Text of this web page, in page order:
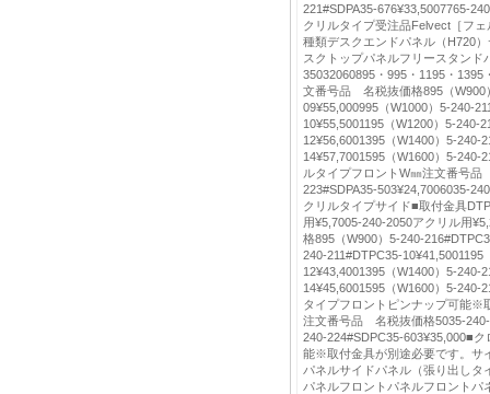
221#SDPA35-676¥33,5007765-
クリルタイプ受注品Felvect［フ
種類デスクエンドパネル（H720
スクトップパネルフリースタン
35032060895・995・1195・1395
文番号品 名税抜価格895（W900
09¥55,000995（W1000）5-240-
10¥55,5001195（W1200）5-240-
12¥56,6001395（W1400）5-240-
14¥57,7001595（W1600）5-240-
ルタイプフロントW㎜注文番号
223#SDPA35-503¥24,7006035-
クリルタイプサイド■取付金具
用¥5,7005-240-2050アクリル用
格895（W900）5-240-
240-211#DTPC35-
12¥43,4001395（W1400）5-240-
14¥45,6001595（W1600）5-240-
タイプフロントピンナップ可能※
注文番号品 名税抜価格5035-
240-224#SDPC35-603¥35,000■
能※取付金具が別途必要です。サ
パネルサイドパネル（張り出しタ
パネルフロントパネルフロントパ